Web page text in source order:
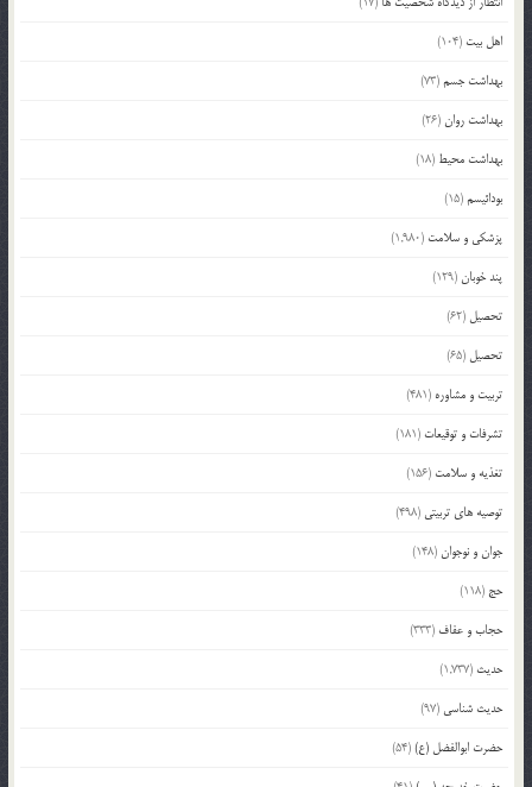
اهل بیت (104)
بهداشت جسم(73)
بهداشت روان(26)
بهداشت محیط (18)
بودائیسم(15)
پزشکی و سلامت (1,980)
پند خوبان(129)
تحصیل (62)
تحصیل (65)
تربیت و مشاوره (481)
تشرفات و توقیعات (181)
تغذیه و سلامت (156)
توصیه های تربیتی (498)
جوان و نوجوان(148)
حج (118)
حجاب و عفاف (333)
حدیث (1,737)
حدیث شناسی (97)
حضرت ابوالفضل (ع)(54)